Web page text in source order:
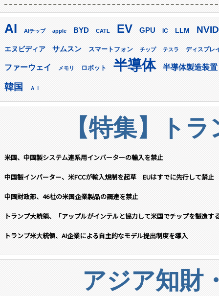
AI AIチップ apple BYD CATL EV GPU IC LLM
エヌビディア サムスン スマートフォン チップ テスラ ディスプレ
ファーウェイ メモリ ロボット 半導体 半導体製造装置
韓国 ＡＩ
【特集】ト
米国、中国製システム連系用インバーターの輸入を禁止
中国製インバーター、米FCCが輸入規制を起草 EUはすでに先行して禁止
中国財政部、46社の米国企業製品の調達を禁止
トランプ大統領、「アップルがインテルと協力して米国でチップを製造す
トランプ米大統領、AI企業による自主的なモデル提出制度を導入
アジア知財